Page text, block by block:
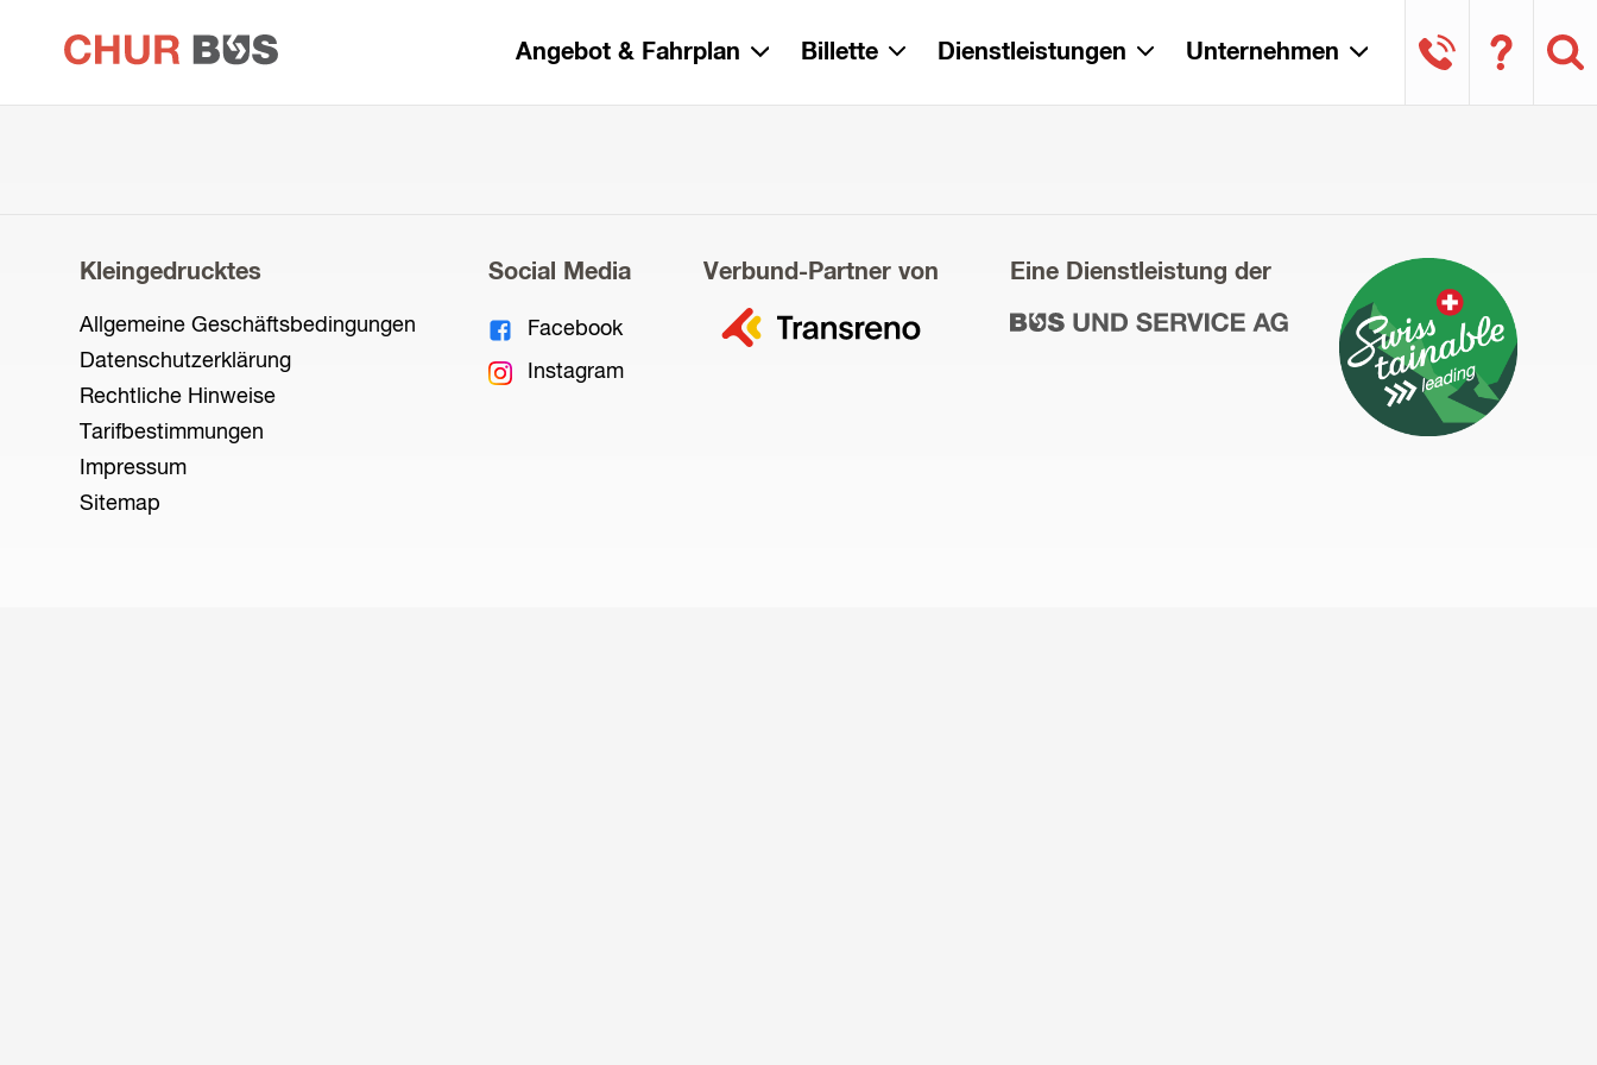
zur
Startseite
Angebot & Fahrplan Billette Dienstleistungen Unternehmen
Kleingedrucktes
Allgemeine Geschäftsbedingungen
Datenschutzerklärung
Rechtliche Hinweise
Tarifbestimmungen
Impressum
Sitemap
Social Media
Facebook
Instagram
Verbund-Partner von
zu
Eine Dienstleistung der
zu